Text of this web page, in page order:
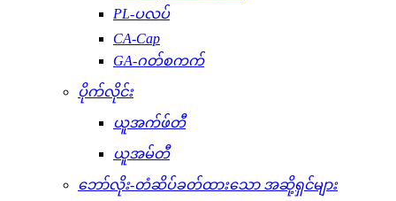
PL-ပလပ်
CA-Cap
GA-ဂတ်စကက်
ပိုက်လိုင်း
ယူအက်ဖ်တီ
ယူအမ်တီ
ဘော်လိုး-တံဆိပ်ခတ်ထားသော အဆို့ရှင်များ